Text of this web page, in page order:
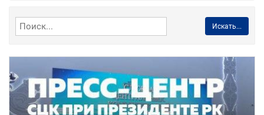
Искать...